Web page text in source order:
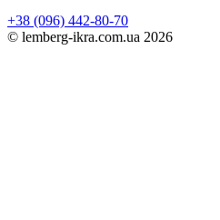
+38 (096) 442-80-70
© lemberg-ikra.com.ua 2026